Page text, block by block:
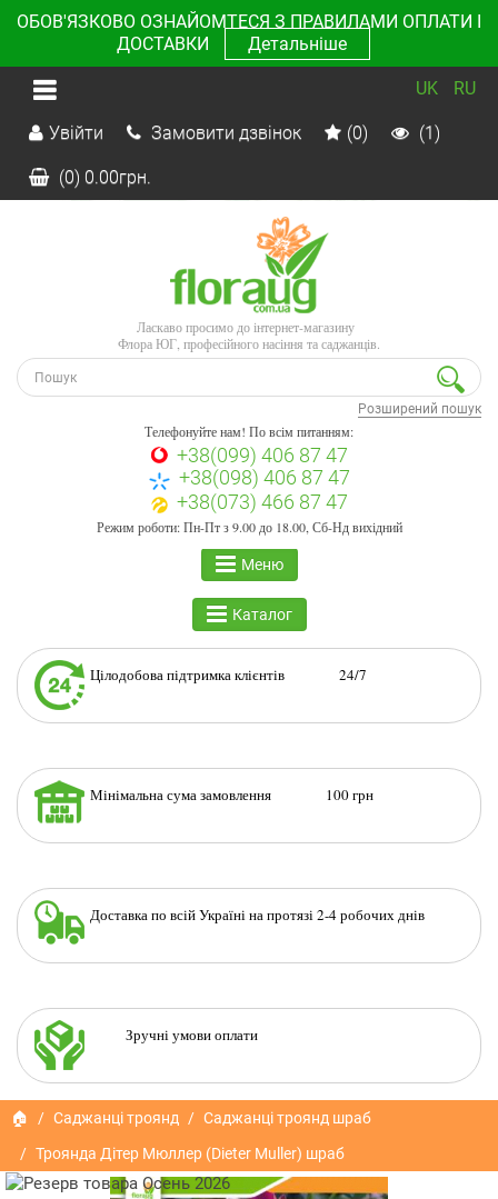
ОБОВ'ЯЗКОВО ОЗНАЙОМТЕСЯ З ПРАВИЛАМИ ОПЛАТИ І
ДОСТАВКИ
Детальніше
UK RU
Увійти Замовити дзвінок (0) (1)
(0) 0.00грн.
Ласкаво просимо до інтернет-магазину
Флора ЮГ, професійного насіння та саджанців.
Розширений пошук
Телефонуйте нам! По всім питанням:
+38(099) 406 87 47
+38(098) 406 87 47
+38(073) 466 87 47
Режим роботи: Пн-Пт з 9.00 до 18.00, Сб-Нд вихідний
Меню
Каталог
Цілодобова підтримка клієнтів 24/7
Мінімальна сума замовлення 100 грн
Доставка по всій Україні на протязі 2-4 робочих днів
Зручні умови оплати
🏠 Саджанці троянд
Саджанці троянд шраб
Троянда Дітер Мюллер (Dieter Muller) шраб